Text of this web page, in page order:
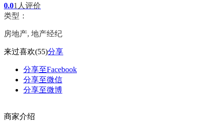
0.01人评价
类型：
房地产, 地产经纪
来过喜欢(55)分享
分享至Facebook
分享至微信
分享至微博
商家介绍